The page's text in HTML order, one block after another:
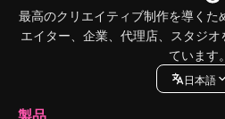
最高のクリエイティブ制作を導くた
エイター、企業、代理店、スタジ
ています。
日本語